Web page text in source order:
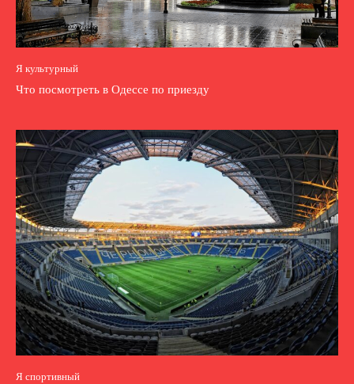
Я культурный
Что посмотреть в Одессе по приезду
Я спортивный